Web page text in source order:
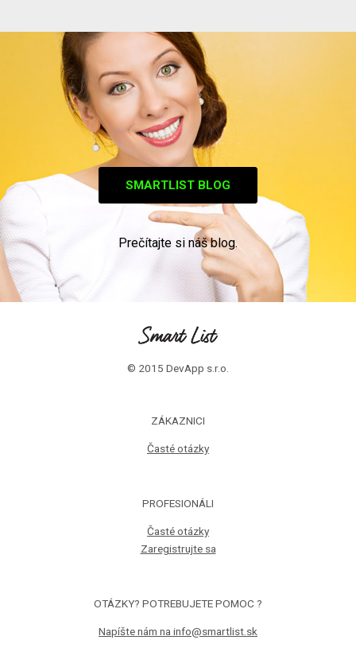
SMARTLIST BLOG
Prečítajte si náš blog.
© 2015 DevApp s.r.o.
ZÁKAZNICI
Časté otázky
PROFESIONÁLI
Časté otázky
Zaregistrujte sa
OTÁZKY? POTREBUJETE POMOC ?
Napíšte nám na info@smartlist.sk